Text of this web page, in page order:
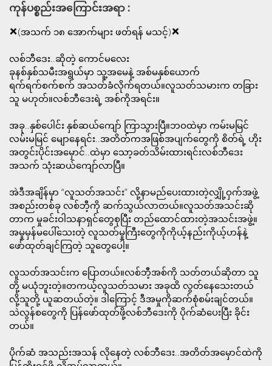
ကုန်ပစ္စည်းအကြောင်းအရာ :
❌(အသက် ၁၈ အောက်များ ဖတ်ရန် မသင့်)❌
လစ်ဘီဒေး..ဆိုတဲ့ ကောင်မလေး
ခုနစ်နှစ်သမီးအရွယ်မှာ သူ့အမေနဲ့ အစ်မနှစ်ယောက်
ရက်ရက်စက်စက် အသတ်ခံလိုက်ရတယ်။လူသတ်သမားက တခြား
သူ မဟုတ်။လစ်ဘီဒေးရဲ့ အစ်ကိုအရင်း။
အခု..နှစ်ပေါင်း နှစ်ဆယ်ကျော် ကြာသွားပြီ။ဘဝထဲမှာ ကမ်းမမြင်
လမ်းမမြင် မျောနေရင်း..အတိတ်ကအဖြစ်အပျက်တွေကို စိတ်ရဲ့ ဟိုး
အတွင်းပိုင်းအမှောင်..ထဲမှာ သော့ခတ်သိမ်းထားရင်းလစ်ဘီဒေး
အသက် သုံးဆယ်ကျော်လာပြီ။
အဲဒီအချိန်မှာ “လူသတ်အသင်း” လို့နာမည်ပေးထားတဲ့လျှို့ဝှက်အဖွဲ့
အစည်းတစ်ခု လစ်ဘီ့ကို ဆက်သွယ်လာတယ်။လူသတ်အသင်းဆို
တာက မှုခင်းဝါသနာရှင်တွေစုပြီး တည်ထောင်ထားတဲ့အသင်းအဖွဲ့။
အမှုမှန်မပေါ်သေးတဲ့ လူသတ်မှုကြီးတွေကိုကိုယ့်နည်းကိုယ့်ဟန်နဲ့
ဖော်ထုတ်ချင်ကြတဲ့ သူတွေပေါ့။
လူသတ်အသင်းက ပြောတယ်။လစ်ဘီ့အစ်ကို သတ်တယ်ဆိုတာ သူ
တို့ မယုံဘူးတဲ့။တကယ့်လူသတ်သမား အခုထိ လွတ်နေသေးတယ်
လို့သူတို့ ယူဆတယ်တဲ့။ ဒါကြောင့် ဒီအမှုကိုဆက်စုံစမ်းချင်တယ်။
သဲလွန်စတွေကို ပြန်ဖော်ထုတ်ဖို့လစ်ဘီဒေးကို ပိုက်ဆံပေးပြီး ခိုင်း
တယ်။
ပိုက်ဆံ အသည်းအသန် လိုနေတဲ့ လစ်ဘီဒေး..အတိတ်အမှောင်ထဲကို